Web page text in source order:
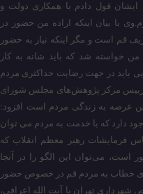
قول دادم با همکاری دولت و
با بیان اینکه اراده من حضور در
قم است و مگر اینکه نیاز به حضور
خواسته شد که باید شانه به کار
باید در جهت رضایت حداکثری مردم
مرکز پژوهش‌های مجلس شورای
عرصه به زندگی مردم است افزود:
دارد که با خدمت به مردم می توان
فرمایشات رهبر معظم انقلاب که
است، می‌توان این الگو را در آنجا
خطاب به مردم قم در خصوص حضور
تهران با آیت الله اعرافی،